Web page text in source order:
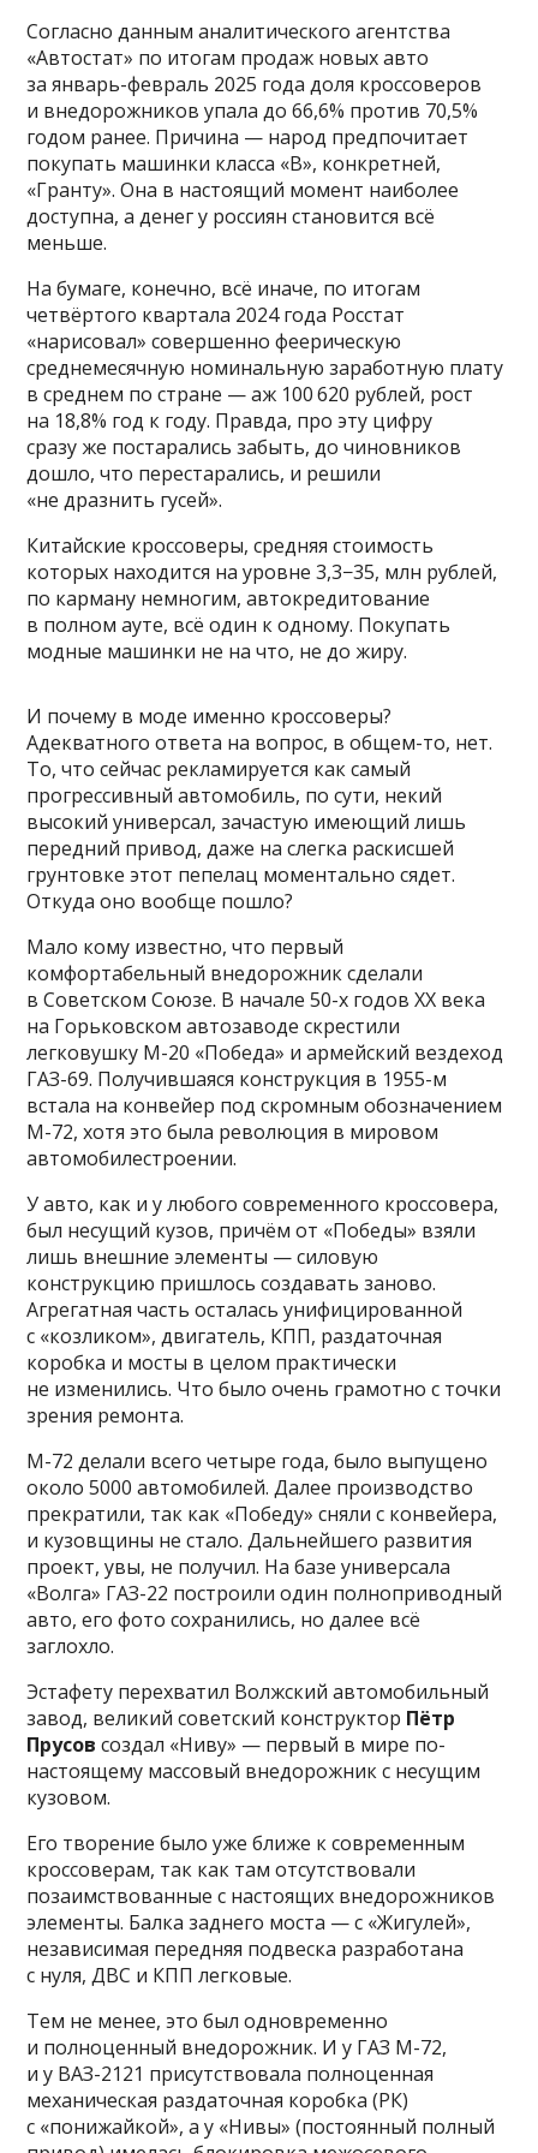
Согласно данным аналитического агентства
«Автостат» по итогам продаж новых авто
за январь-февраль 2025 года доля кроссоверов
и внедорожников упала до 66,6% против 70,5%
годом ранее. Причина — народ предпочитает
покупать машинки класса «В», конкретней,
«Гранту». Она в настоящий момент наиболее
доступна, а денег у россиян становится всё
меньше.
На бумаге, конечно, всё иначе, по итогам
четвёртого квартала 2024 года Росстат
«нарисовал» совершенно феерическую
среднемесячную номинальную заработную плату
в среднем по стране — аж 100 620 рублей, рост
на 18,8% год к году. Правда, про эту цифру
сразу же постарались забыть, до чиновников
дошло, что перестарались, и решили
«не дразнить гусей».
Китайские кроссоверы, средняя стоимость
которых находится на уровне 3,3−35, млн рублей,
по карману немногим, автокредитование
в полном ауте, всё один к одному. Покупать
модные машинки не на что, не до жиру.
И почему в моде именно кроссоверы?
Адекватного ответа на вопрос, в общем-то, нет.
То, что сейчас рекламируется как самый
прогрессивный автомобиль, по сути, некий
высокий универсал, зачастую имеющий лишь
передний привод, даже на слегка раскисшей
грунтовке этот пепелац моментально сядет.
Откуда оно вообще пошло?
Мало кому известно, что первый
комфортабельный внедорожник сделали
в Советском Союзе. В начале 50-х годов ХХ века
на Горьковском автозаводе скрестили
легковушку М-20 «Победа» и армейский вездеход
ГАЗ-69. Получившаяся конструкция в 1955-м
встала на конвейер под скромным обозначением
М-72, хотя это была революция в мировом
автомобилестроении.
У авто, как и у любого современного кроссовера,
был несущий кузов, причём от «Победы» взяли
лишь внешние элементы — силовую
конструкцию пришлось создавать заново.
Агрегатная часть осталась унифицированной
с «козликом», двигатель, КПП, раздаточная
коробка и мосты в целом практически
не изменились. Что было очень грамотно с точки
зрения ремонта.
М-72 делали всего четыре года, было выпущено
около 5000 автомобилей. Далее производство
прекратили, так как «Победу» сняли с конвейера,
и кузовщины не стало. Дальнейшего развития
проект, увы, не получил. На базе универсала
«Волга» ГАЗ-22 построили один полноприводный
авто, его фото сохранились, но далее всё
заглохло.
Эстафету перехватил Волжский автомобильный
завод, великий советский конструктор Пётр
Прусов создал «Ниву» — первый в мире по-
настоящему массовый внедорожник с несущим
кузовом.
Его творение было уже ближе к современным
кроссоверам, так как там отсутствовали
позаимствованные с настоящих внедорожников
элементы. Балка заднего моста — с «Жигулей»,
независимая передняя подвеска разработана
с нуля, ДВС и КПП легковые.
Тем не менее, это был одновременно
и полноценный внедорожник. И у ГАЗ М-72,
и у ВАЗ-2121 присутствовала полноценная
механическая раздаточная коробка (РК)
с «понижайкой», а у «Нивы» (постоянный полный